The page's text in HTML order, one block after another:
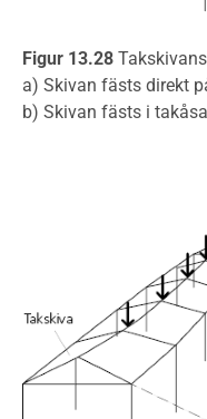
Figur 13.28
a) Skivan fästs direkt
b) Skivan fästs i